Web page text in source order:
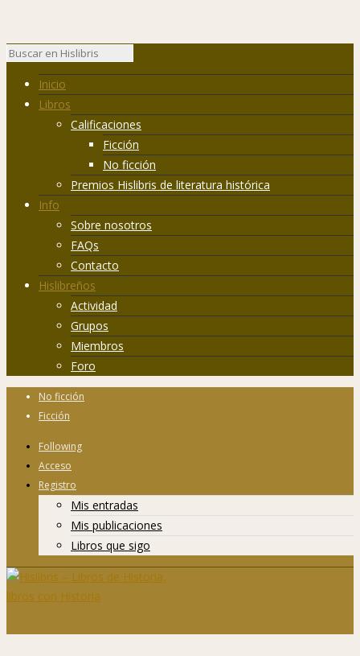
Inicio
Libros
Calificaciones
Ficción
No ficción
Premios Hislibris de literatura histórica
Info
Sobre nosotros
FAQs
Contacto
Hislibreños
Actividad
Grupos
Miembros
Foro
No ficción
Ficción
Following
Acceso
Registro
Mis entradas
Mis publicaciones
Libros que sigo